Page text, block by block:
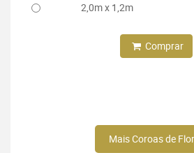
2,0m x 1,2m
Comprar
Mais Coroas de